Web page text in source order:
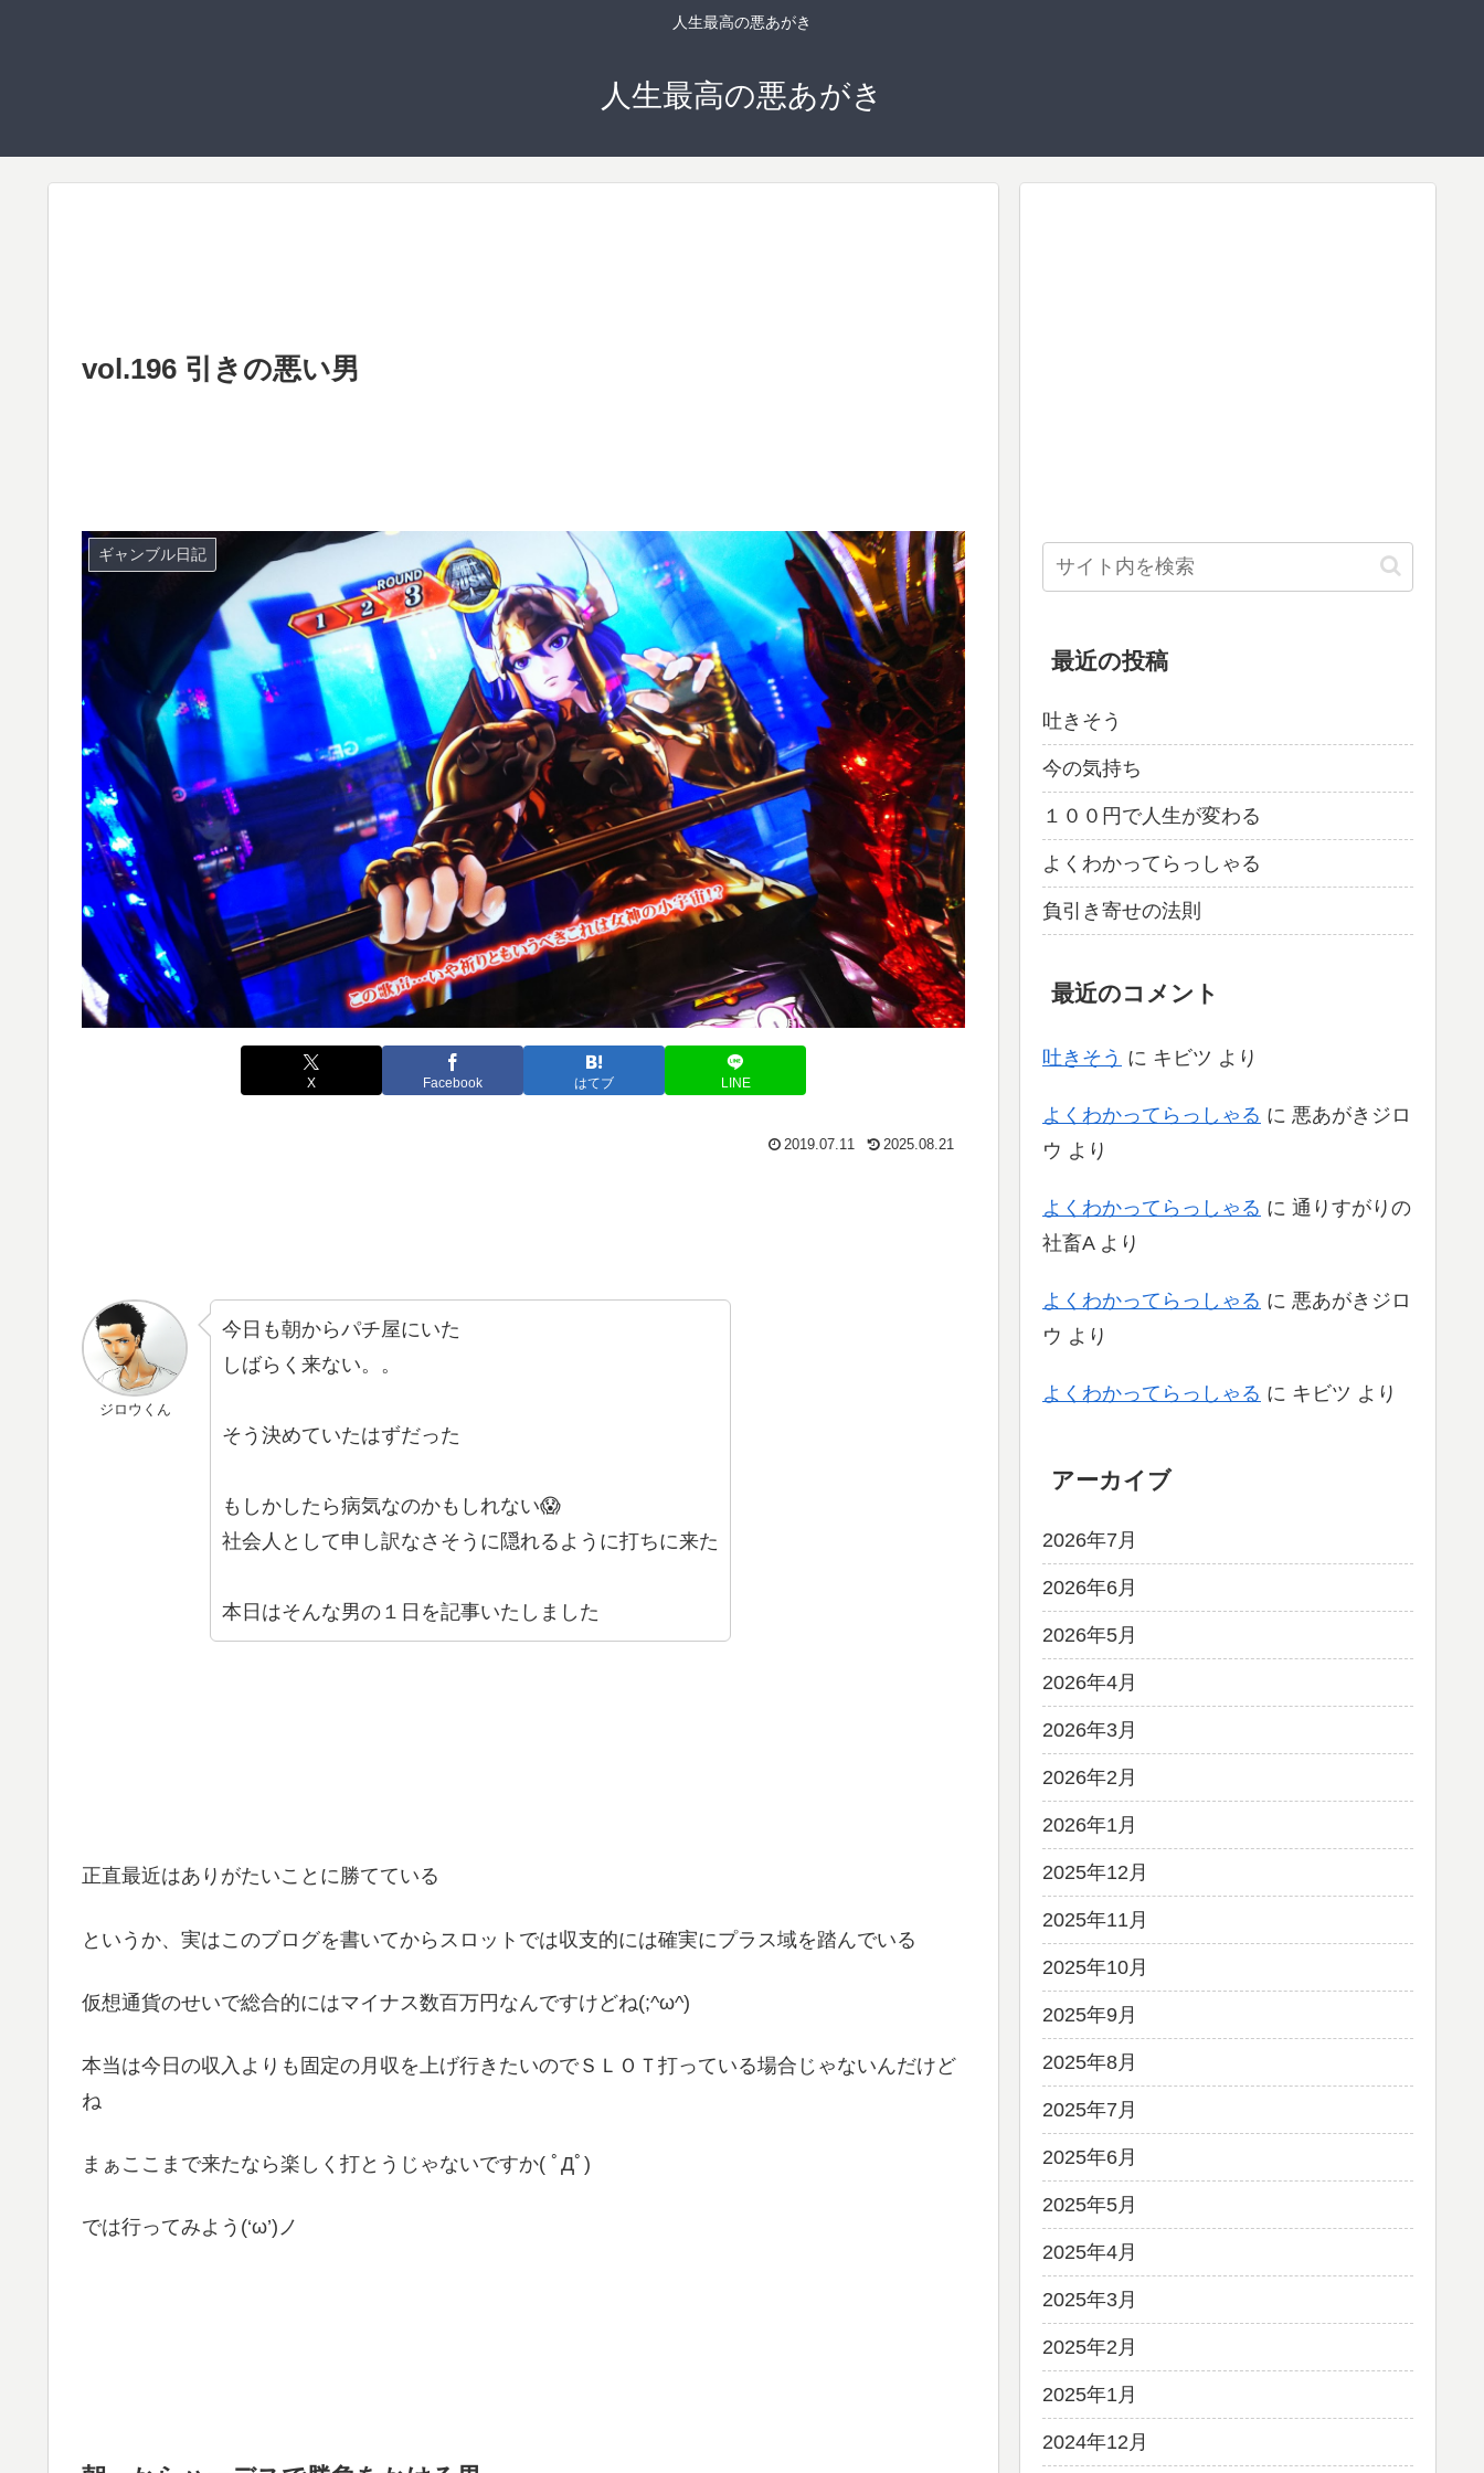
人生最高の悪あがき
人生最高の悪あがき
vol.196 引きの悪い男
ギャンブル日記
X Facebook はてブ LINE
2019.07.11 2025.08.21
ジロウくん
今日も朝からパチ屋にいた
しばらく来ない。。
そう決めていたはずだった
もしかしたら病気なのかもしれない😱
社会人として申し訳なさそうに隠れるように打ちに来た
本日はそんな男の１日を記事いたしました
正直最近はありがたいことに勝てている
というか、実はこのブログを書いてからスロットでは収支的には確実にプラス域を踏んでいる
仮想通貨のせいで総合的にはマイナス数百万円なんですけどね(;^ω^)
本当は今日の収入よりも固定の月収を上げ行きたいのでＳＬＯＴ打っている場合じゃないんだけど
ね
まぁここまで来たなら楽しく打とうじゃないですか( ﾟДﾟ)
では行ってみよう(‘ω’)ノ
最近の投稿
吐きそう
今の気持ち
１００円で人生が変わる
よくわかってらっしゃる
負引き寄せの法則
最近のコメント
吐きそう に キビツ より
よくわかってらっしゃる に 悪あがきジロ
ウ より
よくわかってらっしゃる に 通りすがりの
社畜Aより
よくわかってらっしゃる に 悪あがきジロ
ウ より
よくわかってらっしゃる に キビツ より
アーカイブ
2026年7月
2026年6月
2026年5月
2026年4月
2026年3月
2026年2月
2026年1月
2025年12月
2025年11月
2025年10月
2025年9月
2025年8月
2025年7月
2025年6月
2025年5月
2025年4月
2025年3月
2025年2月
2025年1月
2024年12月